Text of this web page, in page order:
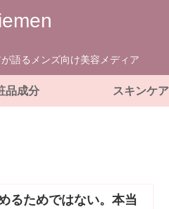
語るメンズ向け美容メディア
品成分 スキンケ
るためではない。本当